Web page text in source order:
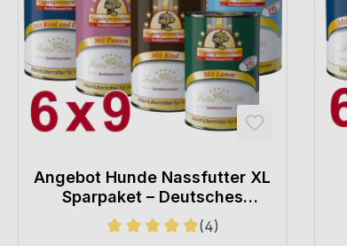
Angebot Hunde Nassfutter XL
Sparpaket – Deutsches
Metzger-Nassfutter Mix – 54
× 400 g Dosen
(4)